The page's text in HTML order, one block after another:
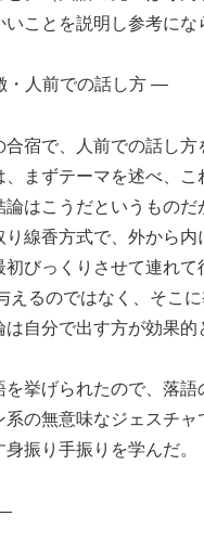
ことを説明し参考にな
・人前での話し方 ―
宿で、人前での話し方
、まずテーマを述べ、こ
論はこうだというものだ
り線香方式で、外から内
初びっくりさせて連れて
えるのではなく、そこ
は自分で出す方が効果的
を挙げられたので、落語
系の無意味なジェスチ
振り手振りを学んだ。